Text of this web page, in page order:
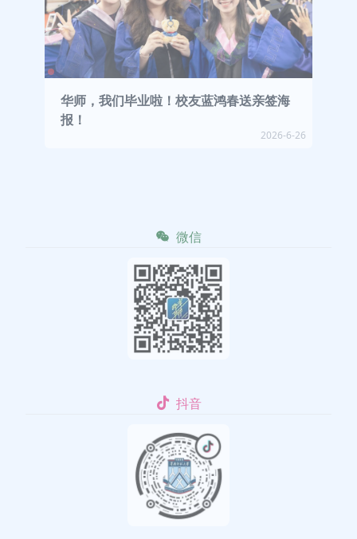
华师，我们毕业啦！校友蓝鸿春送亲签海
报！
2026-6-26
微信
抖音